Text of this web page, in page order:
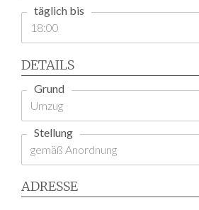
täglich bis
DETAILS
Grund
Stellung
ADRESSE